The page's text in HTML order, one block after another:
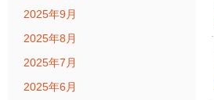
2025年9月
2025年8月
2025年7月
2025年6月